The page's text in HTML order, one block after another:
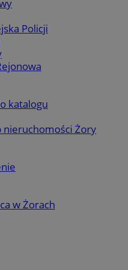
Policji
katalogu
nieruchomości Żory
w Żorach